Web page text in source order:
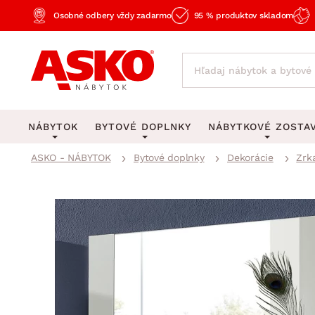
Osobné odbery vždy zadarmo 95 % produktov skladom
NÁBYTOK
Obývacia izba
Spálňa
BYTOVÉ DOPLNKY
Behúne a malé koberce
Detské koberce
Stropné osvetlenie
Stojacie lampy
Zobrazit vše
NÁBYTKOVÉ
Spálňové
Kancelárske
Kuchynské
Detské zostavy
Predsieňové
ASKO - NÁBYTOK Bytové doplnky Dekorácie